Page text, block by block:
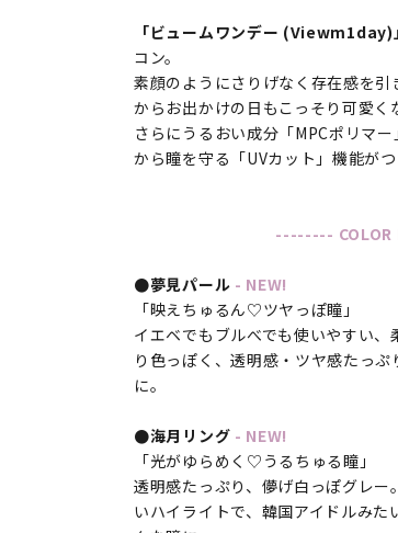
「ビュームワンデー (Viewm1day)」
コン。
素顔のようにさりげなく存在感を
からお出かけの日もこっそり可愛
さらにうるおい成分「MPCポリマ
から瞳を守る「UVカット」機能が
--------
●夢見パール - NEW!
「映えちゅるん♡ツヤっぽ瞳」
イエベでもブルべでも使いやすい
り色っぽく、透明感・ツヤ感たっ
に。
●海月リング - NEW!
「光がゆらめく♡うるちゅる瞳」
透明感たっぷり、儚げ白っぽグレ
いハイライトで、韓国アイドルみ